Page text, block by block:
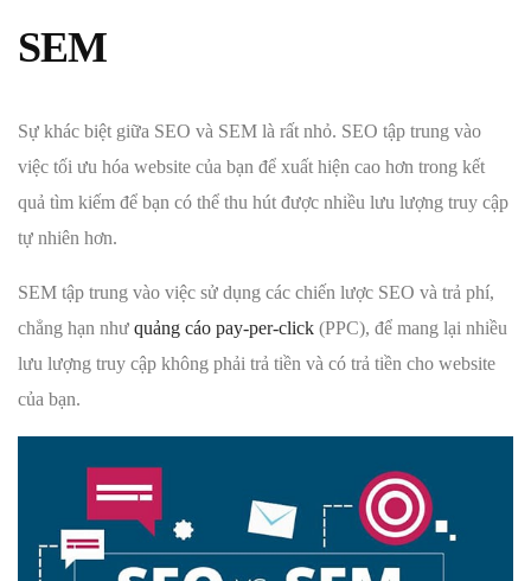
SEM
Sự khác biệt giữa SEO và SEM là rất nhỏ. SEO tập trung vào
việc tối ưu hóa website của bạn để xuất hiện cao hơn trong kết
quả tìm kiếm để bạn có thể thu hút được nhiều lưu lượng truy cập
tự nhiên hơn.
SEM tập trung vào việc sử dụng các chiến lược SEO và trả phí,
chẳng hạn như quảng cáo pay-per-click (PPC), để mang lại nhiều
lưu lượng truy cập không phải trả tiền và có trả tiền cho website
của bạn.